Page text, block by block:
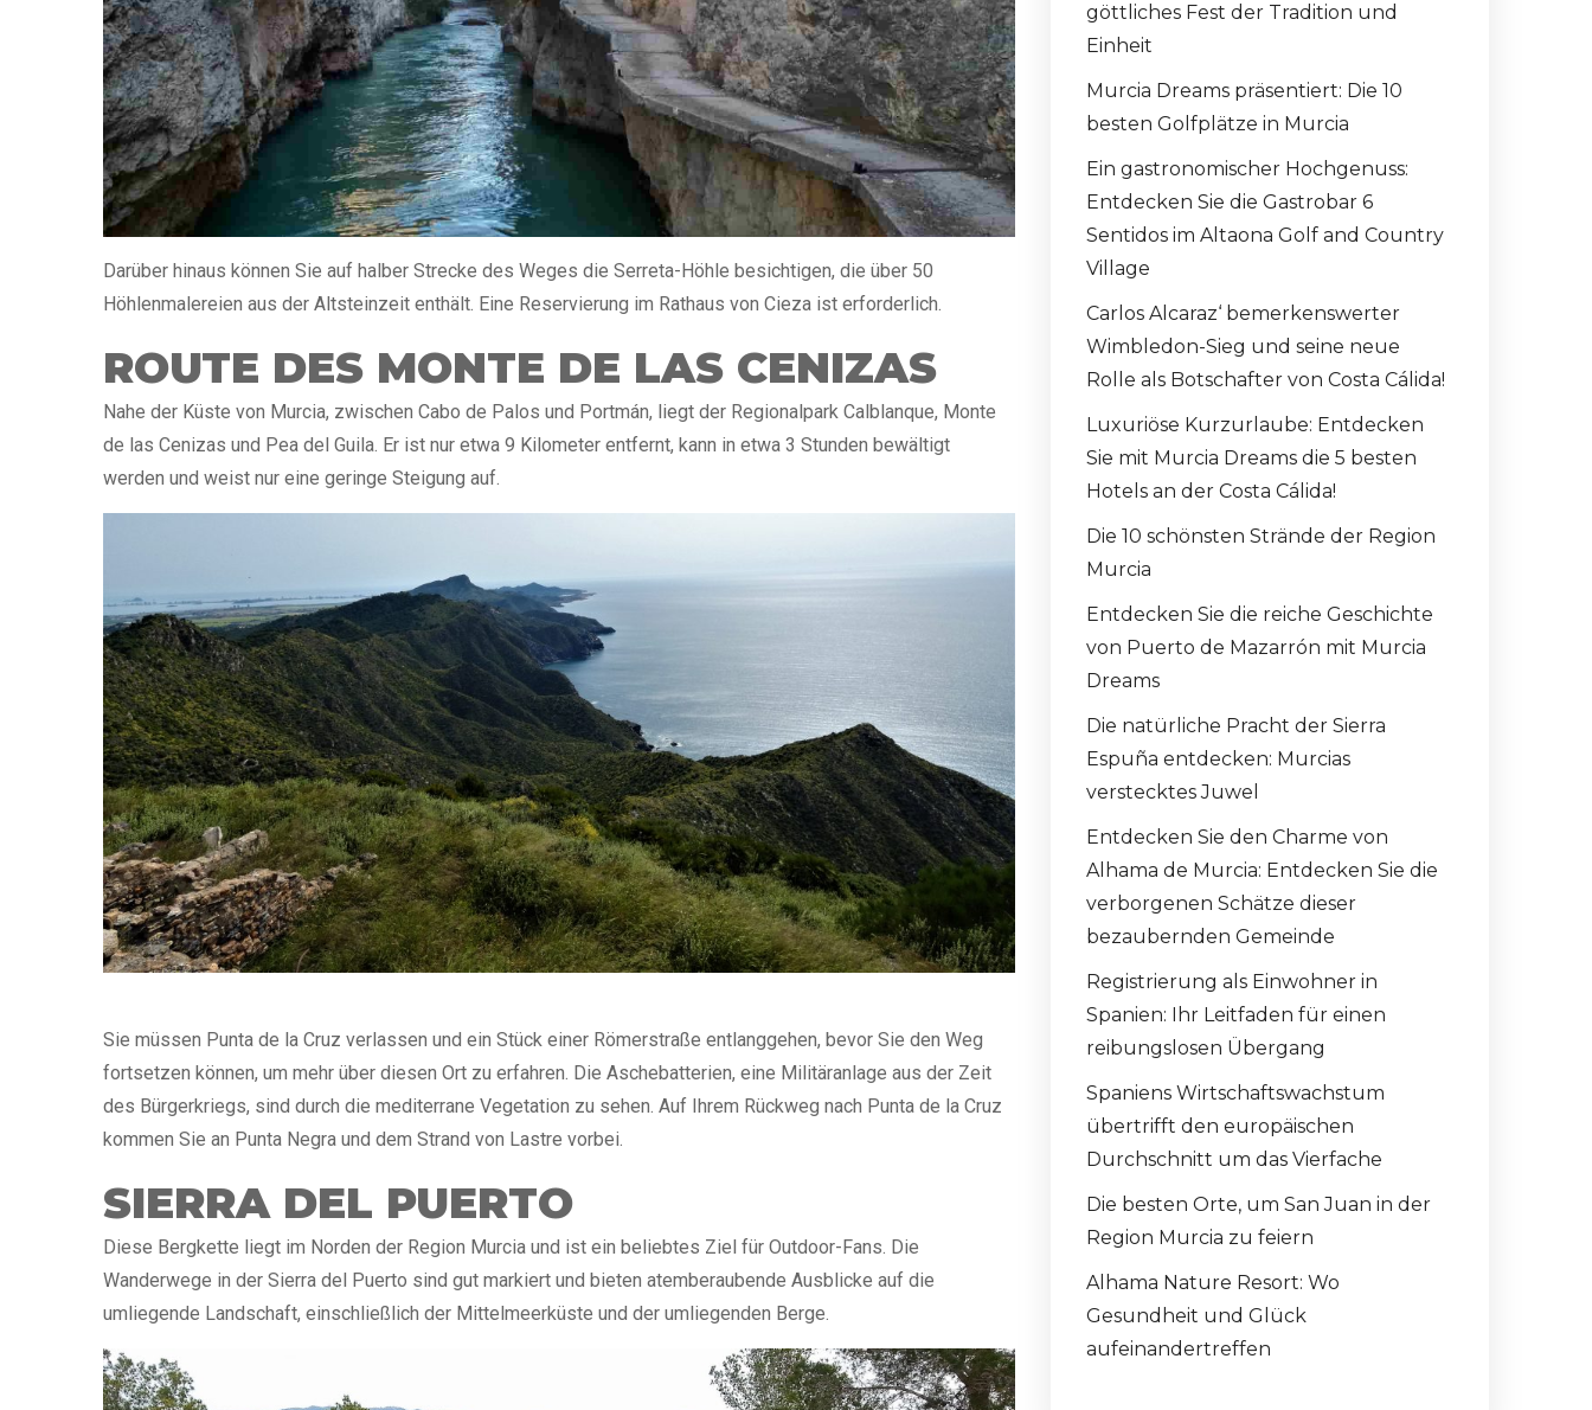
Darüber hinaus können Sie auf halber Strecke des Weges die Serreta-Höhle besichtigen, die über 50
Höhlenmalereien aus der Altsteinzeit enthält. Eine Reservierung im Rathaus von Cieza ist erforderlich.
ROUTE DES MONTE DE LAS CENIZAS
Nahe der Küste von Murcia, zwischen Cabo de Palos und Portmán, liegt der Regionalpark Calblanque, Monte
de las Cenizas und Pea del Guila. Er ist nur etwa 9 Kilometer entfernt, kann in etwa 3 Stunden bewältigt
werden und weist nur eine geringe Steigung auf.
Sie müssen Punta de la Cruz verlassen und ein Stück einer Römerstraße entlanggehen, bevor Sie den Weg
fortsetzen können, um mehr über diesen Ort zu erfahren. Die Aschebatterien, eine Militäranlage aus der Zeit
des Bürgerkriegs, sind durch die mediterrane Vegetation zu sehen. Auf Ihrem Rückweg nach Punta de la Cruz
kommen Sie an Punta Negra und dem Strand von Lastre vorbei.
SIERRA DEL PUERTO
Diese Bergkette liegt im Norden der Region Murcia und ist ein beliebtes Ziel für Outdoor-Fans. Die
Wanderwege in der Sierra del Puerto sind gut markiert und bieten atemberaubende Ausblicke auf die
umliegende Landschaft, einschließlich der Mittelmeerküste und der umliegenden Berge.
göttliches Fest der Tradition und
Einheit
Murcia Dreams präsentiert: Die 10
besten Golfplätze in Murcia
Ein gastronomischer Hochgenuss:
Entdecken Sie die Gastrobar 6
Sentidos im Altaona Golf and Country
Village
Carlos Alcaraz‘ bemerkenswerter
Wimbledon-Sieg und seine neue
Rolle als Botschafter von Costa Cálida!
Luxuriöse Kurzurlaube: Entdecken
Sie mit Murcia Dreams die 5 besten
Hotels an der Costa Cálida!
Die 10 schönsten Strände der Region
Murcia
Entdecken Sie die reiche Geschichte
von Puerto de Mazarrón mit Murcia
Dreams
Die natürliche Pracht der Sierra
Espuña entdecken: Murcias
verstecktes Juwel
Entdecken Sie den Charme von
Alhama de Murcia: Entdecken Sie die
verborgenen Schätze dieser
bezaubernden Gemeinde
Registrierung als Einwohner in
Spanien: Ihr Leitfaden für einen
reibungslosen Übergang
Spaniens Wirtschaftswachstum
übertrifft den europäischen
Durchschnitt um das Vierfache
Die besten Orte, um San Juan in der
Region Murcia zu feiern
Alhama Nature Resort: Wo
Gesundheit und Glück
aufeinandertreffen